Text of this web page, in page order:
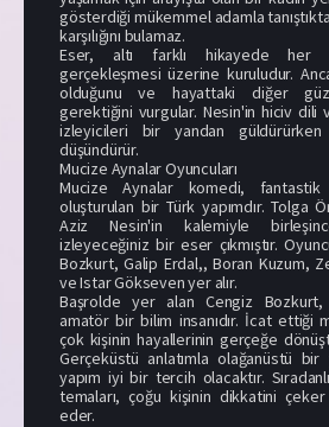
gösterdiği mükemmel adamla
karşılığını bulamaz.
Eser, altı farklı hikayede her
gerçekleşmesi üzerine kuruludur.
olduğunu ve hayattaki diğer
gerektiğini vurgular. Nesin'in hiciv dili
izleyicileri bir yandan
düşündürür.
Mucize Aynalar Oyuncuları
Mucize Aynalar komedi,
oluşturulan bir Türk yapımdır. Tolga
Aziz Nesin'in kalemiyle
izleyeceğiniz bir eser çıkmıştır.
Bozkurt, Galip Erdal,, Boran Kuzum,
ve Istar Gökseven yer alır.
Başrolde yer alan Cengiz Bozkurt,
amatör bir bilim insanıdır. İcat ettiği
çok kişinin hayallerinin gerçeğe
Gerçeküstü anlatımla olağanüstü bir
yapım iyi bir tercih olacaktır.
temaları, çoğu kişinin dikkatini
eder.